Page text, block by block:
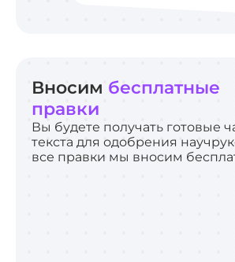
Вносим бесплатные
правки
Вы будете получать готовые
текста для одобрения
все правки мы вносим